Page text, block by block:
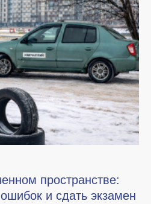
пространстве:
и сдать экзамен